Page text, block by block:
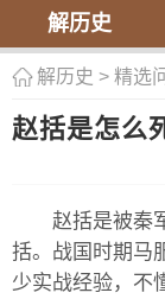
解历史
解历史 > 精选
赵括是怎么
赵括是被秦
括。战国时期马
少实战经验，不